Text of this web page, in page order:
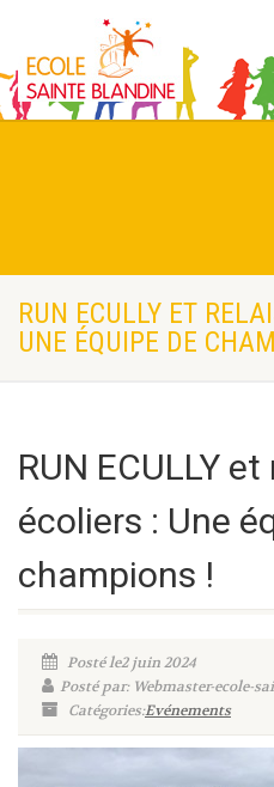
RUN ECULLY ET
UNE ÉQUIPE DE
RUN ECULLY
écoliers : Une
champions !
Posté le2 juin 2024
Posté par: Webmaster-ecole-
Catégories:Evénements